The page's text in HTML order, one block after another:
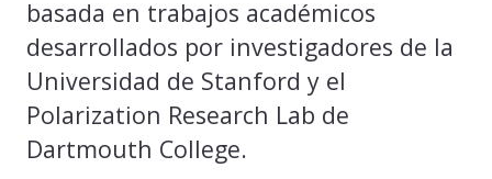
basada en trabajos académicos
desarrollados por investigadores de la
Universidad de Stanford y el
Polarization Research Lab de
Dartmouth College.